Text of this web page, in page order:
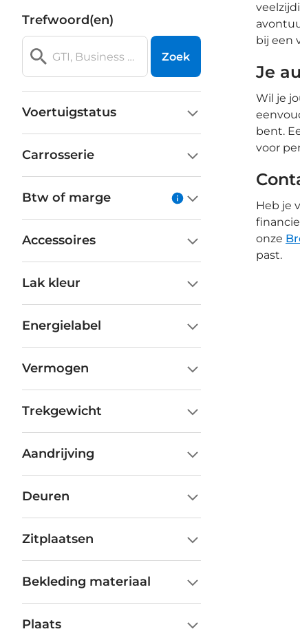
Trefwoord(en)
Zoek
Voertuigstatus
Carrosserie
Btw of marge
Accessoires
Lak kleur
Energielabel
Vermogen
Trekgewicht
Aandrijving
Deuren
Zitplaatsen
Bekleding materiaal
Plaats
bij een
Je
Wil je
bent.
voor
Heb je
onze
past.